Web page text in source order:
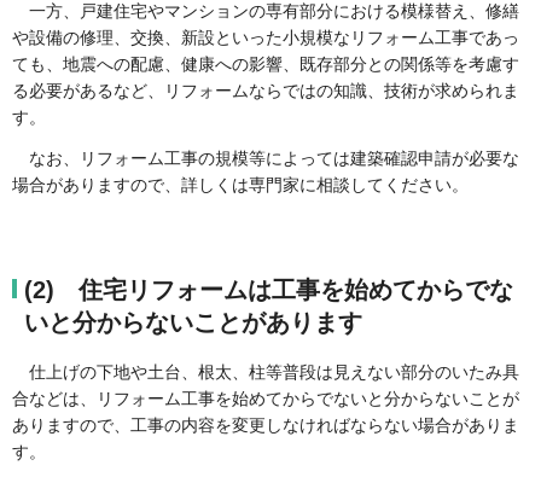
一方、戸建住宅やマンションの専有部分における模様替え、修繕
や設備の修理、交換、新設といった小規模なリフォーム工事であっ
ても、地震への配慮、健康への影響、既存部分との関係等を考慮す
る必要があるなど、リフォームならではの知識、技術が求められま
す。
なお、リフォーム工事の規模等によっては建築確認申請が必要な
場合がありますので、詳しくは専門家に相談してください。
(2) 住宅リフォームは工事を始めてからでな
いと分からないことがあります
仕上げの下地や土台、根太、柱等普段は見えない部分のいたみ具
合などは、リフォーム工事を始めてからでないと分からないことが
ありますので、工事の内容を変更しなければならない場合がありま
す。